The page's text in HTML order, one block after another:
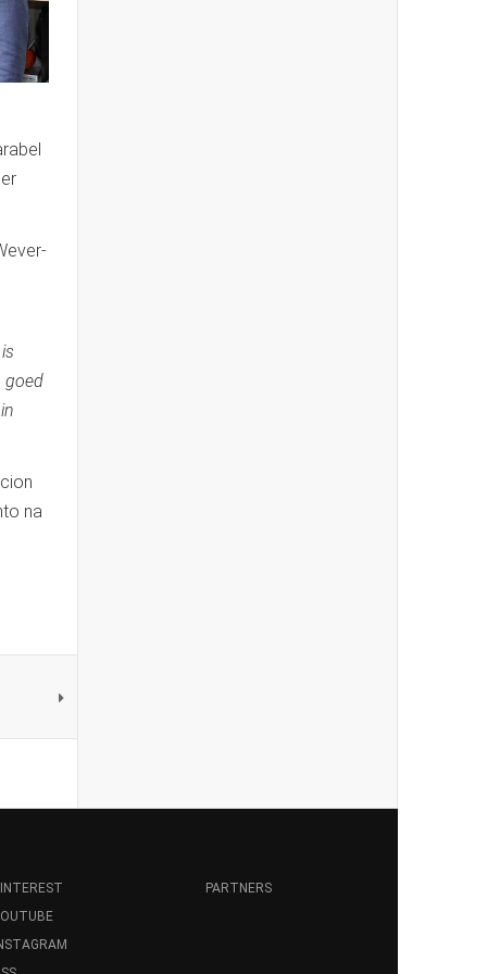
goed
na
PARTNERS